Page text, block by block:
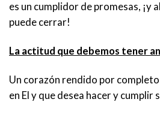
es un cumplidor de promesas, ¡y
puede cerrar!
La actitud que debemos tener
Un corazón rendido por
en El y que desea hacer y cumplir